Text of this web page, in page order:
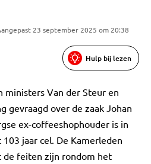
23 september 2025 om 20:38
Hulp bij lezen
ministers Van der Steur en
gevraagd over de zaak Johan
ex-coffeeshophouder is in
jaar cel. De Kamerleden
de feiten zijn rondom het